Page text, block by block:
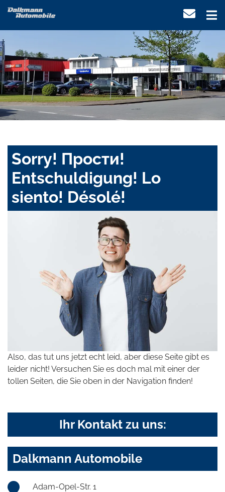
Sorry! Прости!
Entschuldigung! Lo
siento! Désolé!
Also, das tut uns jetzt echt leid, aber diese Seite gibt es
leider nicht! Versuchen Sie es doch mal mit einer der
tollen Seiten, die Sie oben in der Navigation finden!
Ihr Kontakt zu uns:
Dalkmann Automobile
Adam-Opel-Str. 1